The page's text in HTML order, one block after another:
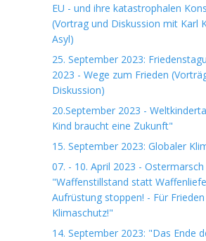
EU - und ihre katastrophalen
(Vortrag und Diskussion mit Karl
Asyl)
25. September 2023:
2023 - Wege zum Frieden
Diskussion)
20.September 2023 -
Kind braucht eine Zukunft"
15. September 2023: Globaler
07. - 10. April 2023 - Ostermarsch
"Waffenstillstand statt
Aufrüstung stoppen! - Für
Klimaschutz!"
14. September 2023: "Das Ende